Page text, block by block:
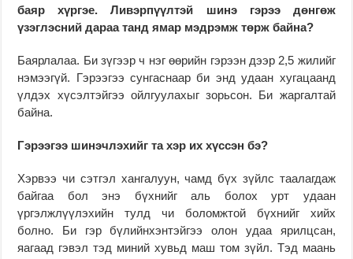
баяр хүргэе.Ливэрпүүлтэй шинэ гэрээ дөнгөж
үзэглэсний дараа танд ямар мэдрэмж төрж байна?
Баярлалаа. Би зүгээр ч нэг өөрийн гэрээн дээр 2,5 жилийг
нэмээгүй. Гэрээгээ сунгаснаар би энд удаан хугацаанд
үлдэх хүсэлтэйгээ ойлгуулахыг зорьсон. Би жаргалтай
байна.
Гэрээгээ шинэчлэхийг та хэр их хүссэн бэ?
Хэрвээ чи сэтгэл хангалуун, чамд бүх зүйлс таалагдаж
байгаа бол энэ бүхнийг аль болох урт удаан
үргэлжлүүлэхийн тулд чи боломжтой бүхнийг хийх
болно. Би гэр бүлийнхэнтэйгээ олон удаа ярилцсан,
яагаад гэвэл тэд миний хувьд маш том зүйл. Тэд маань